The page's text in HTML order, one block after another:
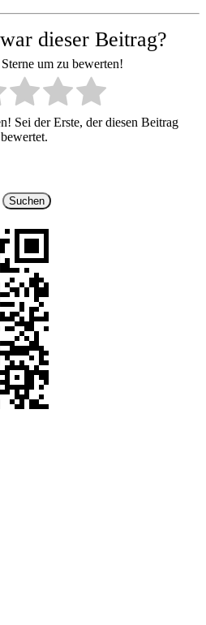
dieser Beitrag?
um zu bewerten!
Sei der Erste, der diesen Beitrag
bewertet.